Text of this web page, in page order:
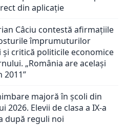
din aplicație
Câciu contestă afirmațiile
împrumuturilor
și critică politicile economice
„România are același
2011”
majoră în școli din
2026. Elevii de clasa a IX-a
după reguli noi